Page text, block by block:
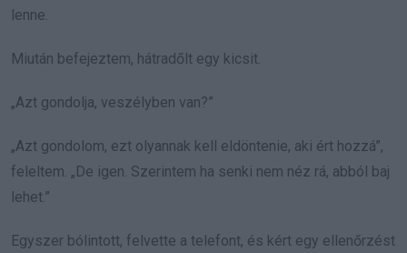
lenne.
Miután befejeztem, hátradőlt egy kicsit.
„Azt gondolja, veszélyben van?”
„Azt gondolom, ezt olyannak kell eldöntenie, aki ért hozzá”,
feleltem. „De igen. Szerintem ha senki nem néz rá, abból baj
lehet.”
Egyszer bólintott, felvette a telefont, és kért egy ellenőrzést